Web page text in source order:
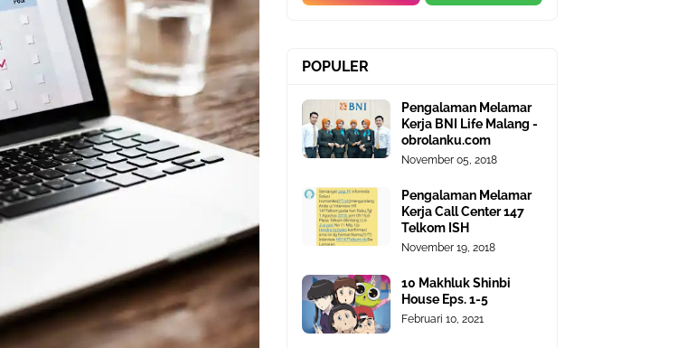
POPULER
Pengalaman Melamar
Kerja BNI Life Malang -
obrolanku.com
November 05, 2018
Pengalaman Melamar
Kerja Call Center 147
Telkom ISH
November 19, 2018
10 Makhluk Shinbi
House Eps. 1-5
Februari 10, 2021